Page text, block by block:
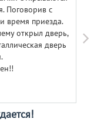
Поговорив с
время приезда.
открыл дверь,
дверь